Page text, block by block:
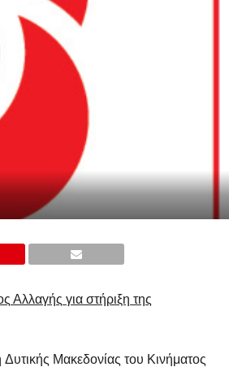
για στήριξη της
Μακεδονίας του Κινήματος